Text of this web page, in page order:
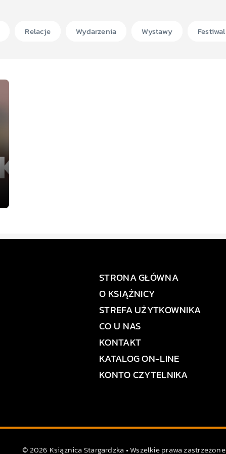
Relacje Wydarzenia Wystawy Festiwal
STRONA GŁÓWNA
O KSIĄŻNICY
STREFA UŻYTKOWNIKA
CO U NAS
KONTAKT
KATALOG ON-LINE
KONTO CZYTELNIKA
© 2026 Książnica Stargardzka • Wszelkie prawa zastrzeżone